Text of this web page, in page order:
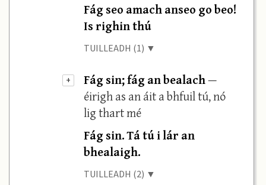
Fág seo amach anseo go beo!
Is righin thú
TUILLEADH (1) ▼
+ Fág sin; fág an bealach—
éirigh as an áit a bhfuil tú, nó
lig thart mé
Fág sin. Tá tú i lár an
bhealaigh.
TUILLEADH (2) ▼